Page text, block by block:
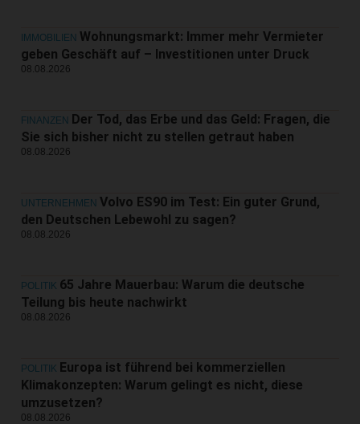
IMMOBILIEN Wohnungsmarkt: Immer mehr Vermieter
geben Geschäft auf – Investitionen unter Druck
08.08.2026
FINANZEN Der Tod, das Erbe und das Geld: Fragen, die
Sie sich bisher nicht zu stellen getraut haben
08.08.2026
UNTERNEHMEN Volvo ES90 im Test: Ein guter Grund,
den Deutschen Lebewohl zu sagen?
08.08.2026
POLITIK 65 Jahre Mauerbau: Warum die deutsche
Teilung bis heute nachwirkt
08.08.2026
POLITIK Europa ist führend bei kommerziellen
Klimakonzepten: Warum gelingt es nicht, diese
umzusetzen?
08.08.2026